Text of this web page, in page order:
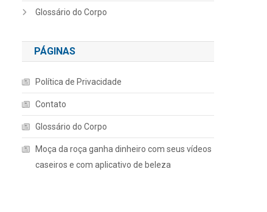
Glossário do Corpo
PÁGINAS
Política de Privacidade
Contato
Glossário do Corpo
Moça da roça ganha dinheiro com seus vídeos
caseiros e com aplicativo de beleza